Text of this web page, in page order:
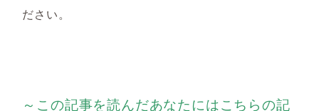
ださい。
～この記事を読んだあなたにはこちらの記